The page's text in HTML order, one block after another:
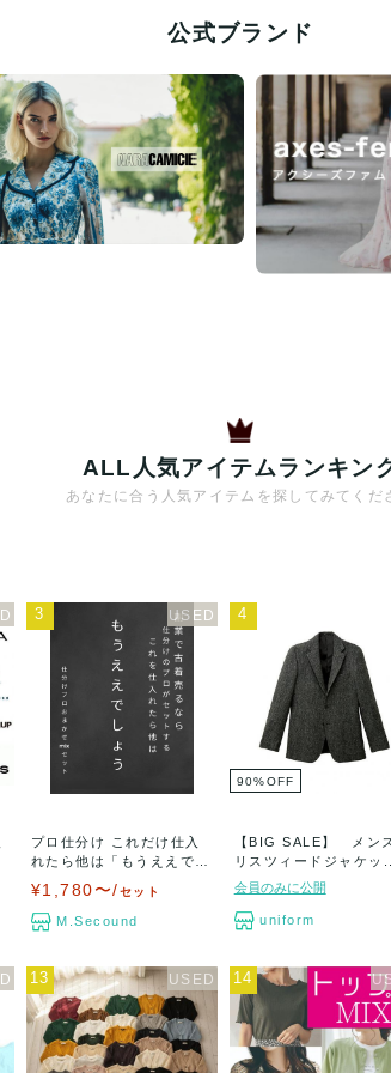
公式ブランド
ALL人気アイテムランキン
あなたに合う人気アイテムを探してみてくだ
3
プロ仕分け これだけ仕入
れたら他は「もうええでし
¥1,780〜/セット
M.Secound
4
90%OFF
【BIG SALE】 メン
リスツィードジャケッ
会員のみに公開
uniform
13 14